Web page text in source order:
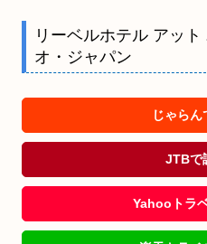
リーベルホテル アッ
オ・ジャパン
じゃらん
JTBで
Yahooトラ